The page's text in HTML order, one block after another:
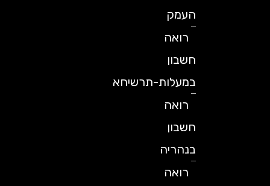
העמק
רואה
חשבון
במעלות-תרשיחא
רואה
חשבון
בנהריה
רואה